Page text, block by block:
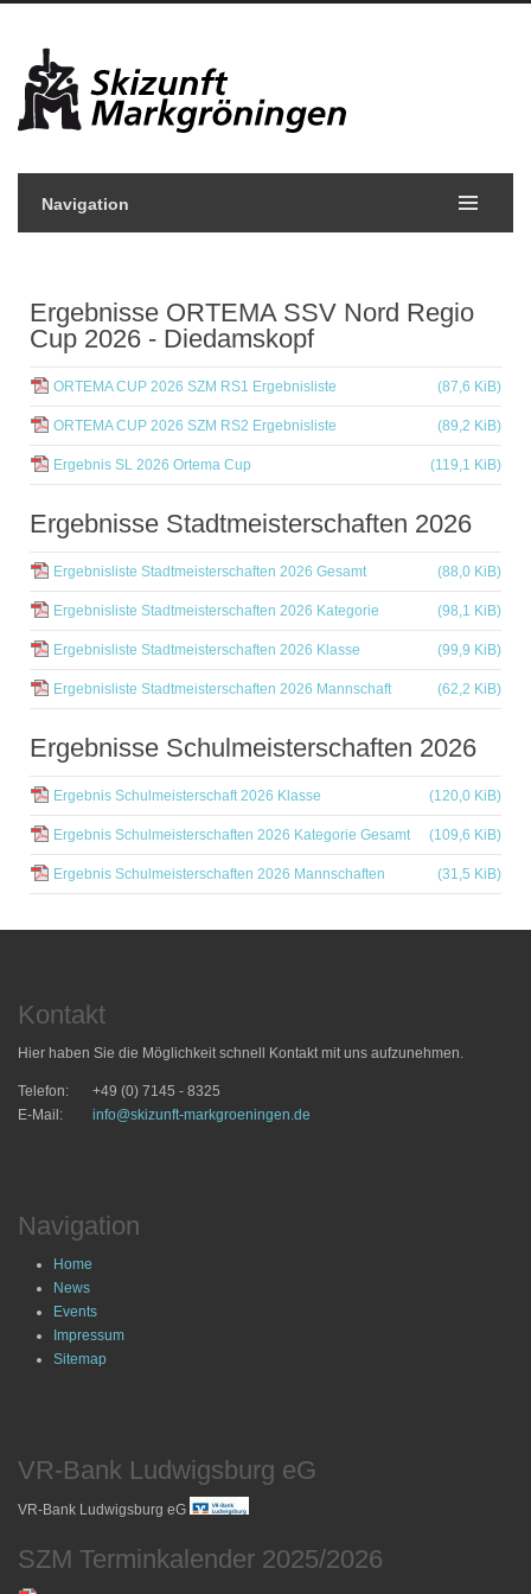
Navigation
Ergebnisse ORTEMA SSV Nord Regio
Cup 2026 - Diedamskopf
ORTEMA CUP 2026 SZM RS1 Ergebnisliste (87,6 KiB)
ORTEMA CUP 2026 SZM RS2 Ergebnisliste (89,2 KiB)
Ergebnis SL 2026 Ortema Cup (119,1 KiB)
Ergebnisse Stadtmeisterschaften 2026
Ergebnisliste Stadtmeisterschaften 2026 Gesamt (88,0 KiB)
Ergebnisliste Stadtmeisterschaften 2026 Kategorie (98,1 KiB)
Ergebnisliste Stadtmeisterschaften 2026 Klasse (99,9 KiB)
Ergebnisliste Stadtmeisterschaften 2026 Mannschaft (62,2 KiB)
Ergebnisse Schulmeisterschaften 2026
Ergebnis Schulmeisterschaft 2026 Klasse (120,0 KiB)
Ergebnis Schulmeisterschaften 2026 Kategorie Gesamt (109,6 KiB)
Ergebnis Schulmeisterschaften 2026 Mannschaften (31,5 KiB)
Kontakt
Hier haben Sie die Möglichkeit schnell Kontakt mit uns aufzunehmen.
Telefon:
+49 (0) 7145 - 8325
E-Mail:
info@skizunft-markgroeningen.de
Navigation
Home
News
Events
Impressum
Sitemap
VR-Bank Ludwigsburg eG
VR-Bank Ludwigsburg eG
SZM Terminkalender 2025/2026